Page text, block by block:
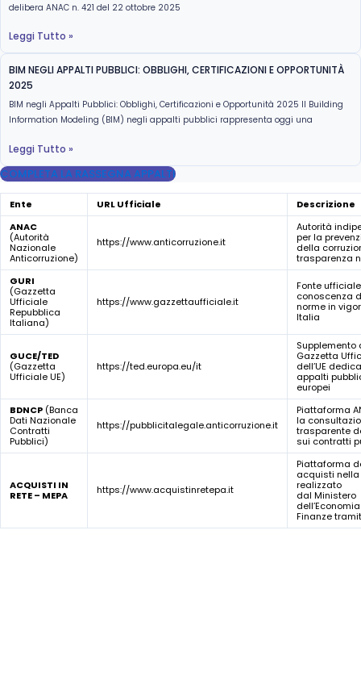
delibera ANAC n. 421 del 22 ottobre 2025
Leggi Tutto »
BIM NEGLI APPALTI PUBBLICI: OBBLIGHI, CERTIFICAZIONI E OPPORTUNITÀ
2025
BIM negli Appalti Pubblici: Obblighi, Certificazioni e Opportunità 2025 Il Building
Information Modeling (BIM) negli appalti pubblici rappresenta oggi una
Leggi Tutto »
COMPLETA LA RASSEGNA APPALTI
Ente URL Ufficiale
Descrizione
ANAC
(Autorità
Nazionale
Anticorruzione)
https://www.anticorruzione.it
Autorità
per la
della
trasparenza
GURI
(Gazzetta
Ufficiale
Repubblica
Italiana)
https://www.gazzettaufficiale.it
Fonte
conoscenza
norme in
Italia
GUCE/TED
(Gazzetta
Ufficiale UE)
https://ted.europa.eu/it
Supplemento
Gazzetta
dell’UE
appalti
europei
BDNCP (Banca
Dati Nazionale
Contratti
Pubblici)
https://pubblicitalegale.anticorruzione.it
Piattaforma
la
trasparente
sui contratti
ACQUISTI IN
RETE – MEPA
https://www.acquistinretepa.it
Piattaforma
acquisti nella
realizzato
dal Ministero
Finanze